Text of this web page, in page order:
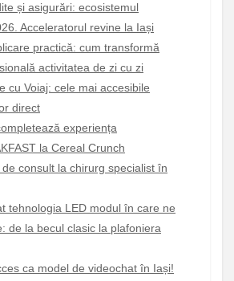
și asigurări: ecosistemul
Acceleratorul revine la Iași
practică: cum transformă
activitatea de zi cu zi
cu Voiaj: cele mai accesibile
direct
experiența
la Cereal Crunch
consult la chirurg specialist în
tehnologia LED modul în care ne
de la becul clasic la plafoniera
ca model de videochat în Iași!